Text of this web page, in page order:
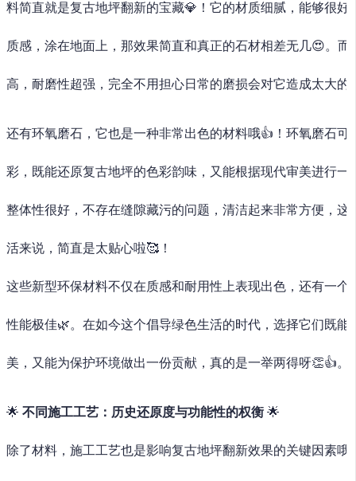
料简直就是复古地坪翻新的宝藏💎！它的材质细腻，能够很好
质感，涂在地面上，那效果简直和真正的石材相差无几😍。而
高，耐磨性超强，完全不用担心日常的磨损会对它造成太大的
还有环氧磨石，它也是一种非常出色的材料哦👍！环氧磨石可
彩，既能还原复古地坪的色彩韵味，又能根据现代审美进行一
整体性很好，不存在缝隙藏污的问题，清洁起来非常方便，这
活来说，简直是太贴心啦🥰！
这些新型环保材料不仅在质感和耐用性上表现出色，还有一个
性能极佳🌿。在如今这个倡导绿色生活的时代，选择它们既能
美，又能为保护环境做出一份贡献，真的是一举两得呀👏👍。
🌟 不同施工工艺：历史还原度与功能性的权衡🌟
除了材料，施工工艺也是影响复古地坪翻新效果的关键因素